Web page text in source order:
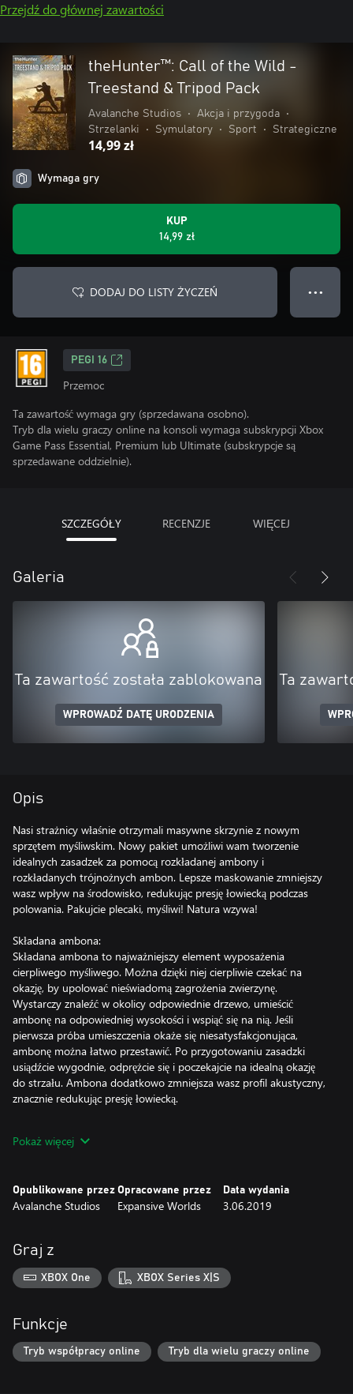
Przejdź do głównej zawartości
theHunter™: Call of the Wild -
Treestand & Tripod Pack
Avalanche Studios • Akcja i przygoda
•
Strzelanki
• Symulatory • Sport • Strategiczne
14,99 zł
Wymaga gry
KUP
14,99 zł
DODAJ DO LISTY ŻYCZEŃ ● ● ●
PEGI 16
Przemoc
Ta zawartość wymaga gry (sprzedawana osobno).
Tryb dla wielu graczy online na konsoli wymaga subskrypcji Xbox
Game Pass Essential, Premium lub Ultimate (subskrypcje są
sprzedawane oddzielnie).
SZCZEGÓŁY RECENZJE WIĘCEJ
Galeria
Ta zawartość została zablokowana
WPROWADŹ DATĘ URODZENIA
Ta
Opis
Nasi strażnicy właśnie otrzymali masywne skrzynie z nowym
sprzętem myśliwskim. Nowy pakiet umożliwi wam tworzenie
idealnych zasadzek za pomocą rozkładanej ambony i
rozkładanych trójnożnych ambon. Lepsze maskowanie zmniejszy
wasz wpływ na środowisko, redukując presję łowiecką podczas
polowania. Pakujcie plecaki, myśliwi! Natura wzywa!
Składana ambona:
Składana ambona to najważniejszy element wyposażenia
cierpliwego myśliwego. Można dzięki niej cierpliwie czekać na
okazję, by upolować nieświadomą zagrożenia zwierzynę.
Wystarczy znaleźć w okolicy odpowiednie drzewo, umieścić
ambonę na odpowiedniej wysokości i wspiąć się na nią. Jeśli
pierwsza próba umieszczenia okaże się niesatysfakcjonująca,
ambonę można łatwo przestawić. Po przygotowaniu zasadzki
usiądźcie wygodnie, odprężcie się i poczekajcie na idealną okazję
do strzału. Ambona dodatkowo zmniejsza wasz profil akustyczny,
znacznie redukując presję łowiecką.
Dostępne są trzy wersje kolorystyczne rozkładanej ambony: iglaki,
Trójnożne składane ambony:
Dzięki obrotowej konstrukcji trójnożna składana ambona
drzew. Ambona trójnożna to świetny sposób, aby uzyskać dobry
punkt do obserwacji otoczenia i wypatrywania zwierząt ze
znacznie większej odległości. Oprócz tego doskonale maskuje
obecność myśliwego, jest lekka i łatwa w obsłudze, a także
Warianty:
Tak samo jak w przypadku składanej ambony, dla tego produktu
są dostępne trzy wersje kolorystyczne: iglaki, lasy liściaste i
Pokaż więcej
Opublikowane przez
Avalanche Studios
Opracowane przez
Expansive Worlds
Data wydania
3.06.2019
Graj z
XBOX One XBOX Series X|S
Funkcje
Tryb współpracy online Tryb dla wielu graczy online